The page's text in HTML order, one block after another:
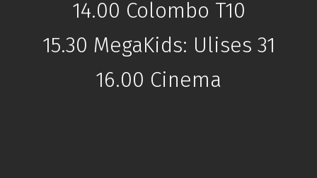
14.00 Colombo T10
15.30 MegaKids: Ulises 31
16.00 Cinema